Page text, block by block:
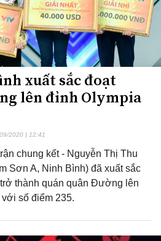
xuất sắc đoạt
lên đỉnh Olympia
2020 | 12:41
chung kết - Nguyễn Thị Thu
Sơn A, Ninh Bình) đã xuất sắc
thành quán quân Đường lên
số điểm 235.